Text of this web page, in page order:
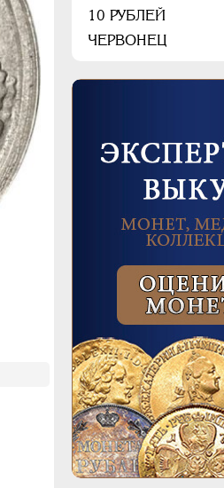
10 РУБЛЕЙ
ЧЕРВОНЕЦ